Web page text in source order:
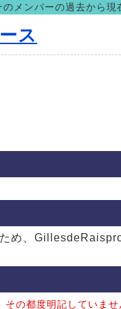
メンバーの過去から現
ス
め、
の都度明記していませ